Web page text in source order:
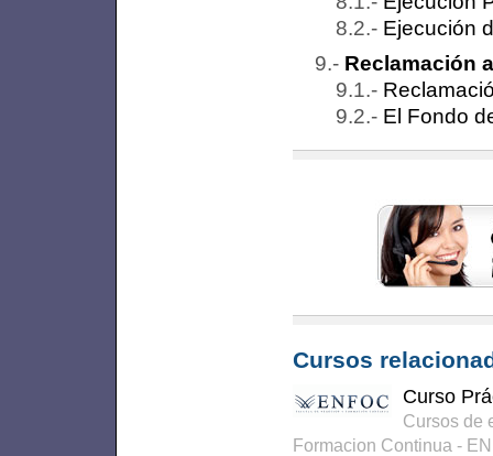
Ejecución
Reclamación
El Fondo
Cursos
Curso
Cursos de
Formacion Continua -